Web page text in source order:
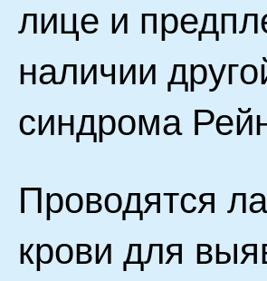
лице и
наличии
синдрома
Проводятся
крови для